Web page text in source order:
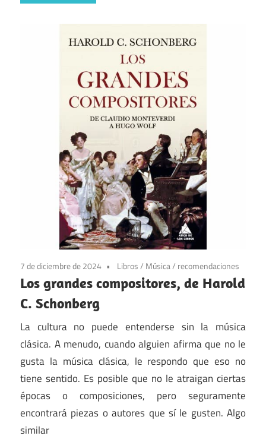
7 de diciembre de 2024 Libros/ Música/ recomendaciones
Los grandes compositores, de Harold
C. Schonberg
La cultura no puede entenderse sin la música
clásica. A menudo, cuando alguien afirma que no le
gusta la música clásica, le respondo que eso no
tiene sentido. Es posible que no le atraigan ciertas
épocas o composiciones, pero seguramente
encontrará piezas o autores que sí le gusten. Algo
similar